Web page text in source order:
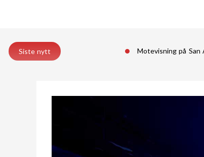
Siste nytt Motevisning på